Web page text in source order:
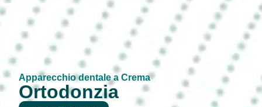
Apparecchio dentale a Crema
Ortodonzia